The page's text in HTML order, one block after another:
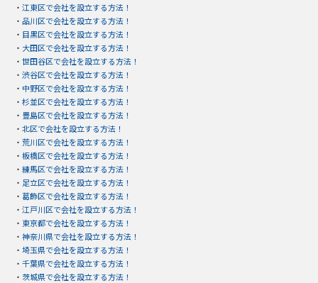
・ 江東区で会社を設立する方法！
・ 品川区で会社を設立する方法！
・ 目黒区で会社を設立する方法！
・ 大田区で会社を設立する方法！
・ 世田谷区で会社を設立する方法！
・ 渋谷区で会社を設立する方法！
・ 中野区で会社を設立する方法！
・ 杉並区で会社を設立する方法！
・ 豊島区で会社を設立する方法！
・ 北区で会社を設立する方法！
・ 荒川区で会社を設立する方法！
・ 板橋区で会社を設立する方法！
・ 練馬区で会社を設立する方法！
・ 足立区で会社を設立する方法！
・ 葛飾区で会社を設立する方法！
・ 江戸川区で会社を設立する方法！
・ 東京都で会社を設立する方法！
・ 神奈川県で会社を設立する方法！
・ 埼玉県で会社を設立する方法！
・ 千葉県で会社を設立する方法！
・ 茨城県で会社を設立する方法！